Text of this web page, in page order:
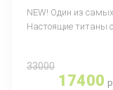
NEW! Один из
Настоящие титаны
33000
17400